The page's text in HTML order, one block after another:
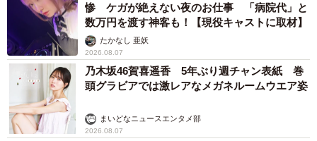
5/8
元飼い猫で人懐っこい子が多い
協力してくれる仲間が増えていく中で、西尾さんはある変
化に気づいた。
「猫を救うための場所が、いつしか人を救う場所になって
惨 ケガが絶えない夜のお仕事 「病院代」と
数万円を渡す神客も！【現役キャストに取材】
たかなし 亜妖
2026.08.07
乃木坂46賀喜遥香 5年ぶり週チャン表紙 巻
頭グラビアでは激レアなメガネルームウエア姿
まいどなニュースエンタメ部
2026.08.07